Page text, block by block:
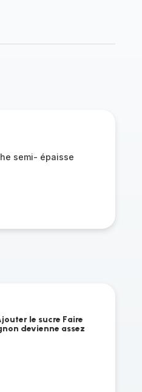
semi- épaisse
le sucre Faire
devienne assez